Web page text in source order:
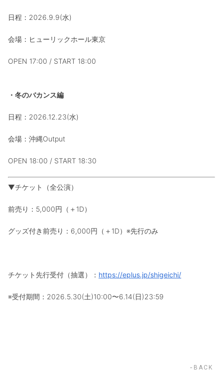
日程：2026.9.9(水)
会場：ヒューリックホール東京
OPEN 17:00 / START 18:00
・冬のバカンス編
日程：2026.12.23(水)
会場：沖縄Output
OPEN 18:00 / START 18:30
▼チケット（全公演）
前売り：5,000円（＋1D）
グッズ付き前売り：6,000円（＋1D）※先行のみ
チケット先行受付（抽選）： https://eplus.jp/shigeichi/
※受付期間：2026.5.30(土)10:00〜6.14(日)23:59
BACK